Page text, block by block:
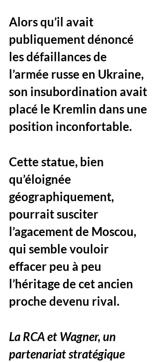
Alors qu’il avait
publiquement dénoncé
les défaillances de
l’armée russe en Ukraine,
son insubordination avait
placé le Kremlin dans une
position inconfortable.
Cette statue, bien
qu’éloignée
géographiquement,
pourrait susciter
l’agacement de Moscou,
qui semble vouloir
effacer peu à peu
l’héritage de cet ancien
proche devenu rival.
La RCA et Wagner, un
partenariat stratégique